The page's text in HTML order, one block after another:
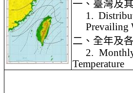
一、臺灣及
1.
Prevailing
二、全年及
2.
Temperature